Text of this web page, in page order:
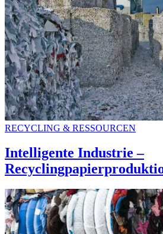
RECYCLING & RESSOURCEN
Intelligente Industrie –